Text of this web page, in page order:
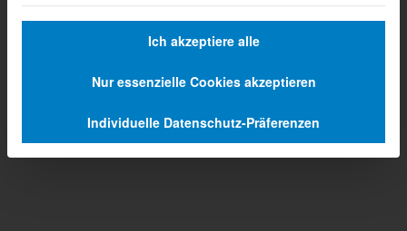
Ich akzeptiere alle
Nur essenzielle Cookies akzeptieren
Individuelle Datenschutz-Präferenzen